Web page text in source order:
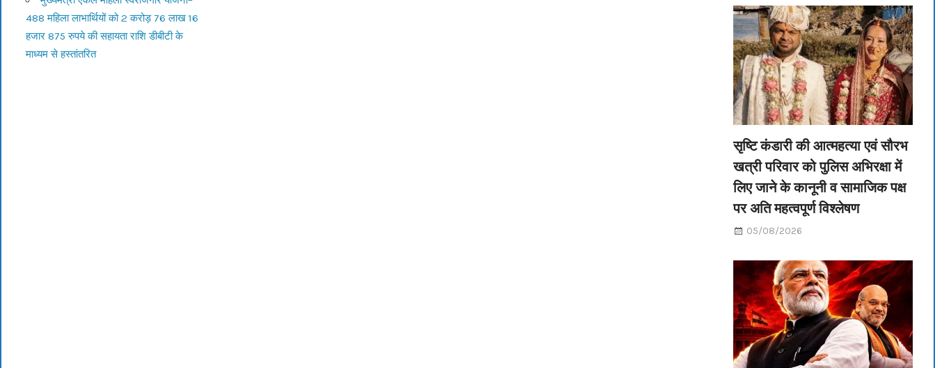
488 महिला लाभार्थियों को 2 करोड़ 76 लाख 16
हजार 875 रुपये की सहायता राशि डीबीटी के
माध्यम से हस्तांतरित
सृष्टि कंडारी की आत्महत्या एवं सौरभ
खत्री परिवार को पुलिस अभिरक्षा में
लिए जाने के कानूनी व सामाजिक पक्ष
पर अति महत्वपूर्ण विश्लेषण
05/08/2026